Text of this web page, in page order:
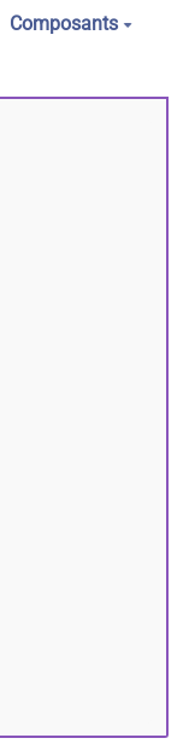
Composants